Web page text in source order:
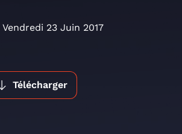
Vendredi 23 Juin 2017
Télécharger